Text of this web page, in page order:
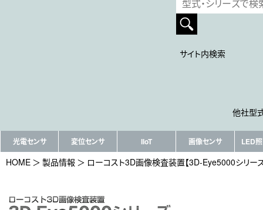
サイト内検索
他社型
光電センサ 変位センサ IIoT 画像センサ LED照
HOME 製品情報 ローコスト3D画像検査装置【3D-Eye5000シリー